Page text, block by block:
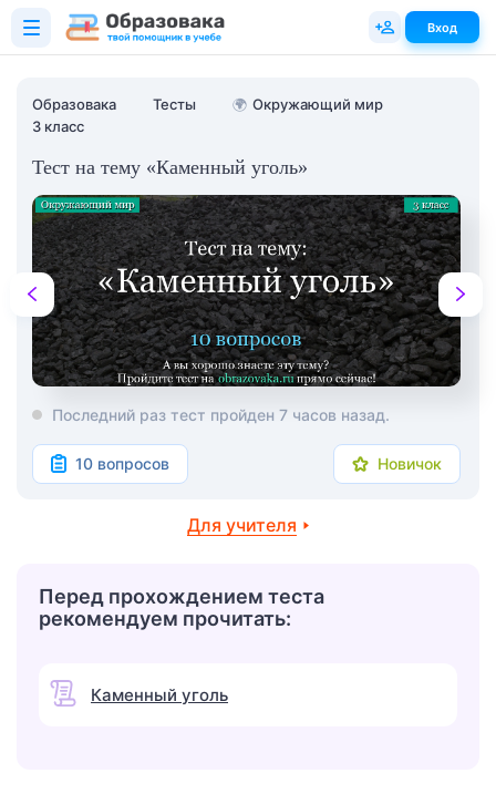
Образовака Тесты 🌍 Окружающий мир
3 класс
Тест на тему «Каменный уголь»
Последний раз тест пройден 7 часов назад.
10 вопросов Новичок
Для учителя
Перед прохождением теста
рекомендуем прочитать:
Каменный уголь
Вход